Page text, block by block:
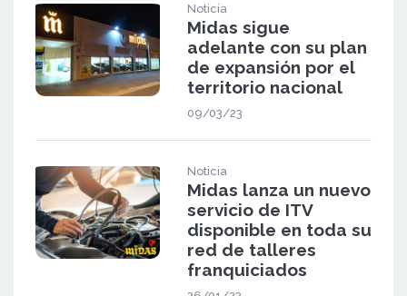
Noticia
Midas sigue
adelante con su plan
de expansión por el
territorio nacional
09/03/23
Noticia
Midas lanza un nuevo
servicio de ITV
disponible en toda su
red de talleres
franquiciados